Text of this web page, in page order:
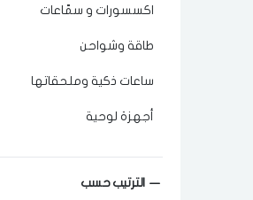
اكسسورات و سمّاعات
طاقة وشواحن
ساعات ذكية وملحقاتها
أجهزة لوحية
الترتيب حسب